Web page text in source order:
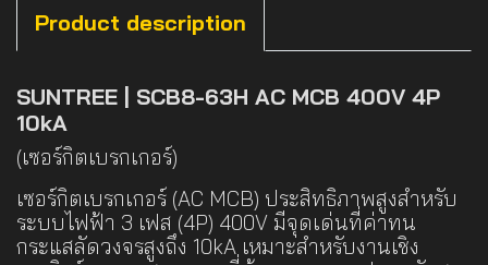
Product description
SUNTREE | SCB8-63H AC MCB 400V 4P
10kA
(เซอร์กิตเบรกเกอร์)
เซอร์กิตเบรกเกอร์ (AC MCB) ประสิทธิภาพสูงสำหรับ
ระบบไฟฟ้า 3 เฟส (4P) 400V มีจุดเด่นที่ค่าทน
กระแสลัดวงจรสูงถึง 10kA เหมาะสำหรับงานเชิง